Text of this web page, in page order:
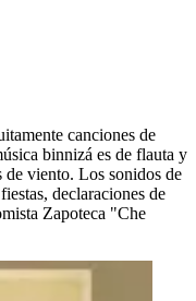
canciones de
binnizá es de flauta y
de viento. Los sonidos de
declaraciones de
Zapoteca "Che